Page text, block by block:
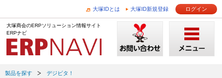
大塚IDとは 大塚ID新規登録 ログイン
大塚商会のERPソリューション情報サイト
ERPナビ
製品を探す デジピタ！